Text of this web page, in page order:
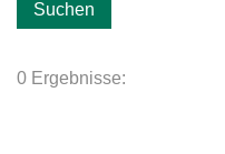
0 Ergebnisse: